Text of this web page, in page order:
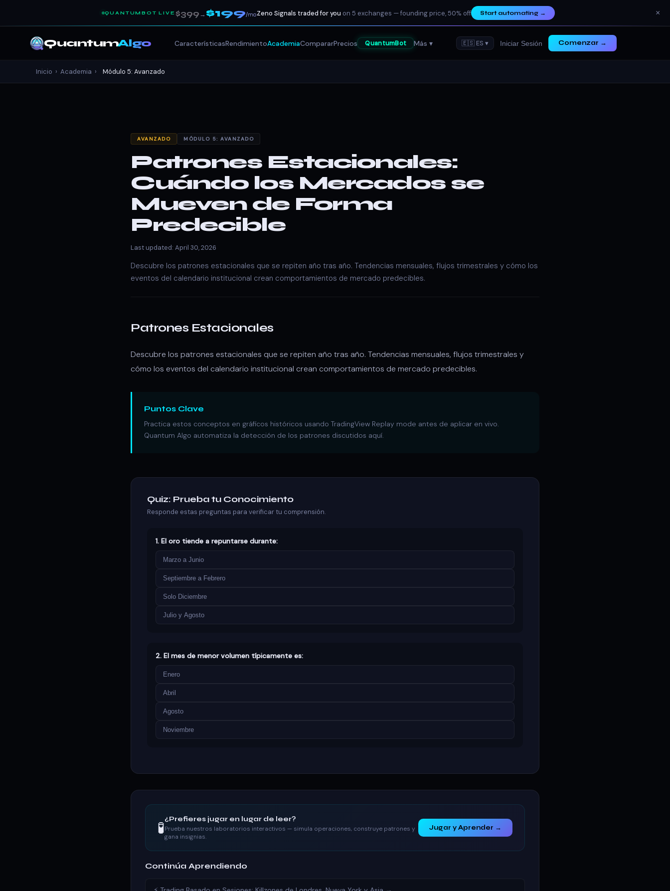
QUANTUMBOT LIVE $399→$199/moZeno Signals traded for you on 5 exchanges — founding price, 50% off Start automating→ ×
QuantumAlgo CaracterísticasRendimientoAcademiaCompararPrecios QuantumBot Más ▾ 🇪🇸 ES ▾ Iniciar Sesión Comenzar →
Inicio › Academia › Módulo 5: Avanzado
AVANZADO MÓDULO 5: AVANZADO
Patrones Estacionales:
Cuándo los Mercados se
Mueven de Forma
Predecible
Last updated: April 30, 2026
Descubre los patrones estacionales que se repiten año tras año. Tendencias mensuales, flujos trimestrales y cómo los
eventos del calendario institucional crean comportamientos de mercado predecibles.
Patrones Estacionales
Descubre los patrones estacionales que se repiten año tras año. Tendencias mensuales, flujos trimestrales y
cómo los eventos del calendario institucional crean comportamientos de mercado predecibles.
Puntos Clave
Practica estos conceptos en gráficos históricos usando TradingView Replay mode antes de aplicar en vivo.
Quantum Algo automatiza la detección de los patrones discutidos aquí.
Quiz: Prueba tu Conocimiento
Responde estas preguntas para verificar tu comprensión.
1. El oro tiende a repuntarse durante:
Marzo a Junio
Septiembre a Febrero
Solo Diciembre
Julio y Agosto
2. El mes de menor volumen típicamente es:
Enero
Abril
Agosto
Noviembre
🧪¿Prefieres jugar en lugar de leer?
Prueba nuestros laboratorios interactivos — simula operaciones, construye patrones y
gana insignias.
Jugar y Aprender →
Continúa Aprendiendo